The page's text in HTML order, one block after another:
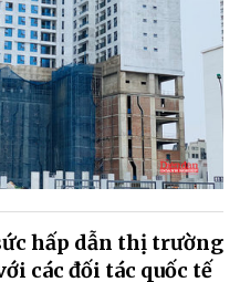
hấp dẫn thị trường
các đối tác quốc tế